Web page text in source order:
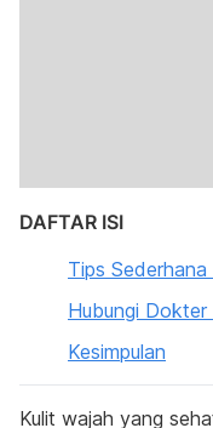
DAFTAR ISI
Tips
Hubungi
Kesimpulan
Kulit wajah yang